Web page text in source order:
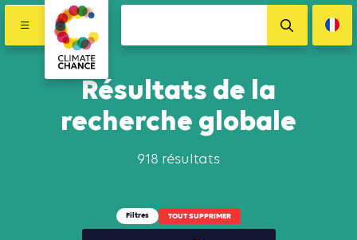
Résultats de la
recherche globale
918 résultats
Filtres TOUT SUPPRIMER